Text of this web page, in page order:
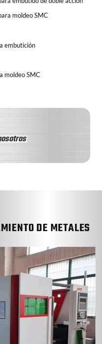
moldeo SMC
embutición
moldeo SMC
DE METALES